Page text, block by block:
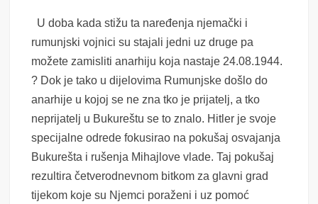
U doba kada stižu ta naređenja njemački i
rumunjski vojnici su stajali jedni uz druge pa
možete zamisliti anarhiju koja nastaje 24.08.1944.
? Dok je tako u dijelovima Rumunjske došlo do
anarhije u kojoj se ne zna tko je prijatelj, a tko
neprijatelj u Bukureštu se to znalo. Hitler je svoje
specijalne odrede fokusirao na pokušaj osvajanja
Bukurešta i rušenja Mihajlove vlade. Taj pokušaj
rezultira četverodnevnom bitkom za glavni grad
tijekom koje su Njemci poraženi i uz pomoć